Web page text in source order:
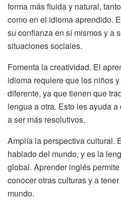
forma más fluida y natural,
como en el idioma aprendido.
su confianza en sí mismos y a
situaciones sociales.
Fomenta la creatividad. El
idioma requiere que los niños
diferente, ya que tienen que
lengua a otra. Esto les ayuda
a ser más resolutivos.
Amplía la perspectiva cultural.
hablado del mundo, y es la
global. Aprender inglés
conocer otras culturas y a
mundo.